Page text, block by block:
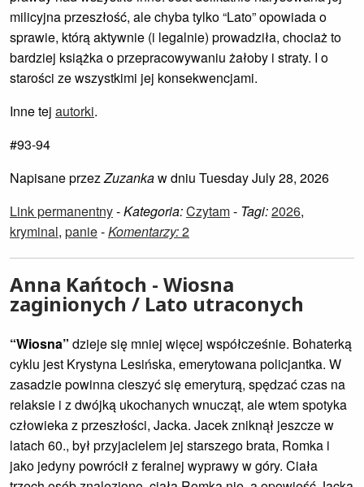
milicyjna przeszłość, ale chyba tylko “Lato” opowiada o
sprawie, którą aktywnie (i legalnie) prowadziła, chociaż to
bardziej książka o przepracowywaniu żałoby i straty. I o
starości ze wszystkimi jej konsekwencjami.
Inne tej autorki.
#93-94
Napisane przezZuzankaw dniu Tuesday July 28, 2026
Link permanentny-Kategoria:Czytam- Tagi:2026,
kryminal, panie-Komentarzy:2
Anna Kańtoch - Wiosna
zaginionych / Lato utraconych
“Wiosna” dzieje się mniej więcej współcześnie. Bohaterką
cyklu jest Krystyna Lesińska, emerytowana policjantka. W
zasadzie powinna cieszyć się emeryturą, spędzać czas na
relaksie i z dwójką ukochanych wnucząt, ale wtem spotyka
człowieka z przeszłości, Jacka. Jacek zniknął jeszcze w
latach 60., był przyjacielem jej starszego brata, Romka i
jako jedyny powrócił z feralnej wyprawy w góry. Ciała